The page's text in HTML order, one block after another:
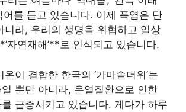
어를 듣고 있습니다. 이제 폭염은 단
니라, 우리의 생명을 위협하고 일상
자연재해’**로 인식되고 있습니다.
이 결합한 한국의 ‘가마솥더위’는
뿐만 아니라, 온열질환으로 인한
급증시키고 있습니다. 게다가 하루